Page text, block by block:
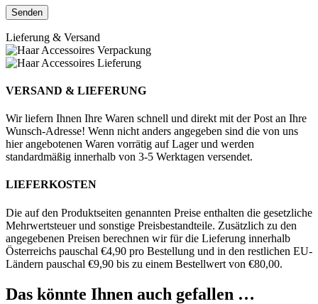
Lieferung & Versand
VERSAND & LIEFERUNG
Wir liefern Ihnen Ihre Waren schnell und direkt mit der Post an Ihre
Wunsch-Adresse! Wenn nicht anders angegeben sind die von uns
hier angebotenen Waren vorrätig auf Lager und werden
standardmäßig innerhalb von 3-5 Werktagen versendet.
LIEFERKOSTEN
Die auf den Produktseiten genannten Preise enthalten die gesetzliche
Mehrwertsteuer und sonstige Preisbestandteile. Zusätzlich zu den
angegebenen Preisen berechnen wir für die Lieferung innerhalb
Österreichs pauschal €4,90 pro Bestellung und in den restlichen EU-
Ländern pauschal €9,90 bis zu einem Bestellwert von €80,00.
Das könnte Ihnen auch gefallen …